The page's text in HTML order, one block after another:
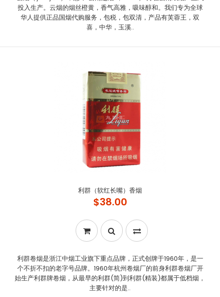
投入生产。云烟的烟丝橙黄，香气高雅，吸味醇和。我们专为全球
华人提供正品国烟代购服务，包税，包双清，产品有芙蓉王，双
喜，中华，玉溪..
利群（软红长嘴）香烟
$38.00
利群卷烟是浙江中烟工业旗下重点品牌，正式创牌于1960年，是一
个不折不扣的老字号品牌。1960年杭州卷烟厂的前身利群卷烟厂开
始生产利群牌卷烟，从最早的利群(简)到利群(精装)都属于低档烟，
主要针对的是..